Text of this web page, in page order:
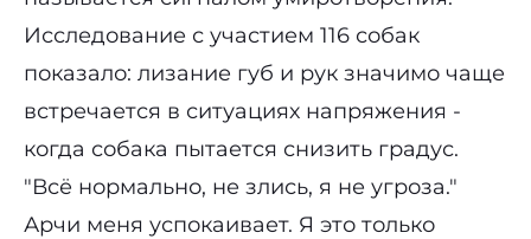
Исследование с участием 116 собак
показало: лизание губ и рук значимо чаще
встречается в ситуациях напряжения -
когда собака пытается снизить градус.
"Всё нормально, не злись, я не угроза."
Арчи меня успокаивает. Я это только